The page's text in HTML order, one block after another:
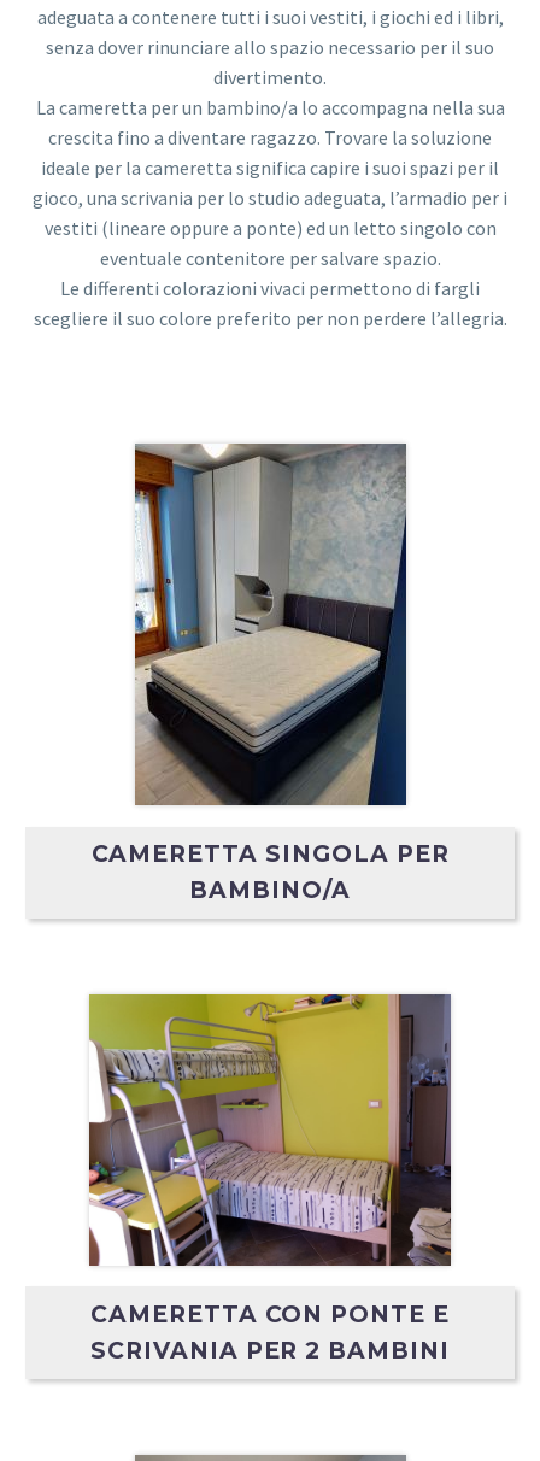
adeguata a contenere tutti i suoi vestiti, i giochi ed i libri,
senza dover rinunciare allo spazio necessario per il suo
divertimento.
La cameretta per un bambino/a lo accompagna nella sua
crescita fino a diventare ragazzo. Trovare la soluzione
ideale per la cameretta significa capire i suoi spazi per il
gioco, una scrivania per lo studio adeguata, l’armadio per i
vestiti (lineare oppure a ponte) ed un letto singolo con
eventuale contenitore per salvare spazio.
Le differenti colorazioni vivaci permettono di fargli
scegliere il suo colore preferito per non perdere l’allegria.
CAMERETTA SINGOLA PER
BAMBINO/A
CAMERETTA CON PONTE E
SCRIVANIA PER 2 BAMBINI